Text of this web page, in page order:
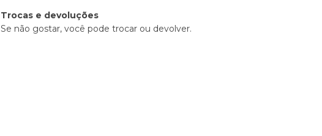
Trocas e devoluções
Se não gostar, você pode trocar ou devolver.